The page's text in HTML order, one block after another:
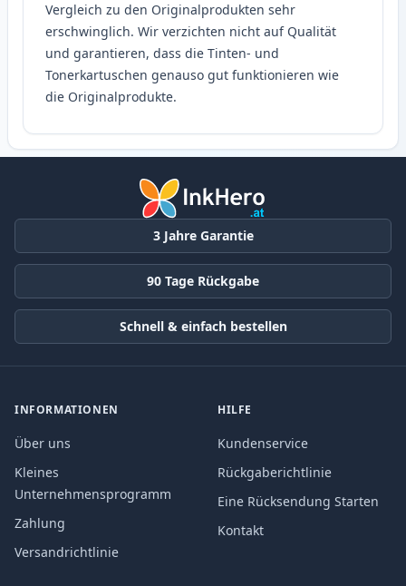
Vergleich zu den Originalprodukten sehr
erschwinglich. Wir verzichten nicht auf Qualität
und garantieren, dass die Tinten- und
Tonerkartuschen genauso gut funktionieren wie
die Originalprodukte.
3 Jahre Garantie
90 Tage Rückgabe
Schnell & einfach bestellen
INFORMATIONEN
Über uns
Kleines
Unternehmensprogramm
Zahlung
Versandrichtlinie
HILFE
Kundenservice
Rückgaberichtlinie
Eine Rücksendung Starten
Kontakt